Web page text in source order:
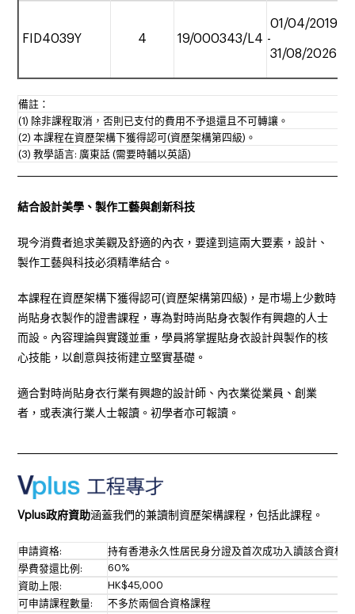
FID4039Y 4 19/000343/L4
01/04/2019
-
31/08/2026
備註：
(1) 除非課程取消，否則已支付的費用不予退還且不可轉讓。
(2) 本課程在資歷架構下獲得認可(資歷架構第四級)。
(3) 教學語言: 廣東話 (需要時輔以英語)
結合設計美學、製作工藝與創新科技
現今消費者追求美觀及舒適的內衣，要達到這兩大要素，設計、
製作工藝與科技必須精準結合。
本課程在資歷架構下獲得認可(資歷架構第四級)，是市場上少數時
尚貼身衣製作的證書課程，專為對時尚貼身衣製作有興趣的人士
而設。內容理論與實踐並重，學員將掌握貼身衣設計與製作的核
心技能，以創意與技術建立堅實基礎。
適合對時尚貼身衣行業有興趣的設計師、內衣業從業員、創業
者，或表演行業人士報讀。初學者亦可報讀。
Vplus政府資助涵蓋我們的兼讀制資歷架構課程，包括此課程。
申請資格:
持有香港永久性居民身分證及首次成功入讀該合資格
學費發還比例:
60%
資助上限:
HK$45,000
可申請課程數量:
不多於兩個合資格課程